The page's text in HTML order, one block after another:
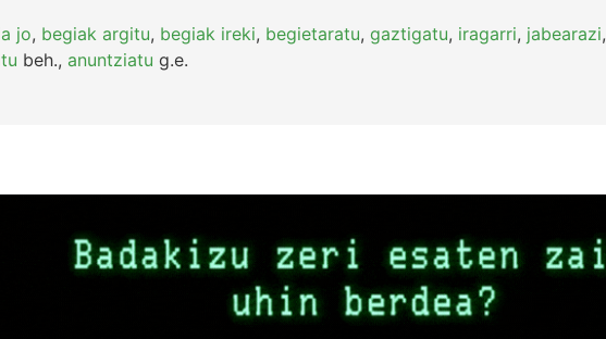
jo, begiak argitu, begiak ireki, begietaratu, gaztigatu, iragarri, jabearazi,
beh., anuntziatu g.e.